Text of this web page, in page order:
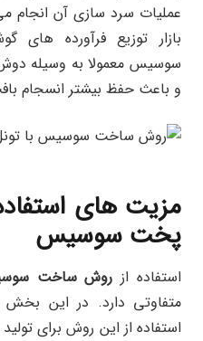
عملیات سرد سازی آن انجام
بازار توزیع فرآورده
سوسیس معمولا به وسیله
و باعث حفظ بیشتر انسجام
مزیت های
پخت سوسیس
استفاده از روش ساخت
متفاوتی دارد. در این
استفاده از این روش برای